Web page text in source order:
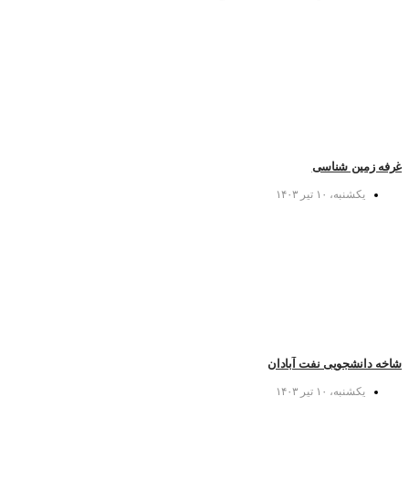
غرفه زمین شناسی
یکشنبه، ۱۰ تیر ۱۴۰۳
شاخه دانشجویی نفت آبادان
یکشنبه، ۱۰ تیر ۱۴۰۳